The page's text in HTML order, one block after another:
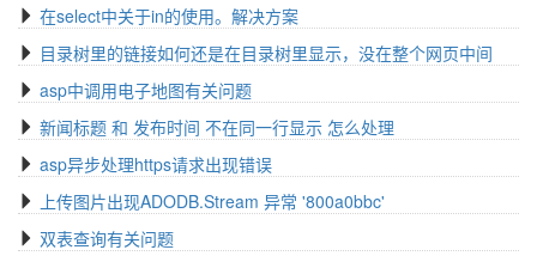
在select中关于in的使用。解决方案
目录树里的链接如何还是在目录树里显示，没在整个网页中间
asp中调用电子地图有关问题
新闻标题 和 发布时间 不在同一行显示 怎么处理
asp异步处理https请求出现错误
上传图片出现ADODB.Stream 异常 '800a0bbc'
双表查询有关问题